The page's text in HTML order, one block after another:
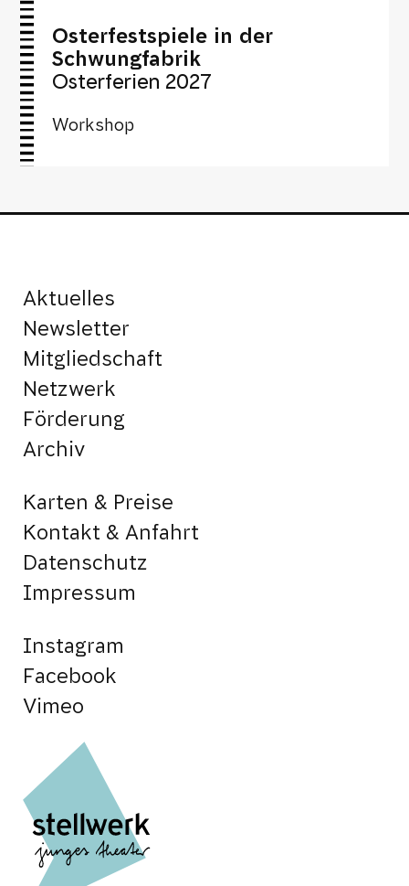
Osterfestspiele in der
Schwungfabrik
Osterferien 2027
Workshop
Aktuelles
Newsletter
Mitgliedschaft
Netzwerk
Förderung
Archiv
Karten & Preise
Kontakt & Anfahrt
Datenschutz
Impressum
Instagram
Facebook
Vimeo